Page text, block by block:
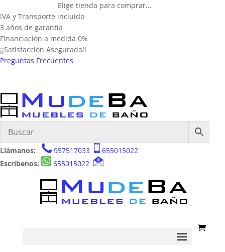
Elige tienda para comprar...
IVA y Transporte incluido
3 años de garantía
Financiación a medida 0%
¡¡Satisfacción Asegurada!!
Preguntas Frecuentes
Llámanos: 957517033
655015022
Escríbenos:
655015022